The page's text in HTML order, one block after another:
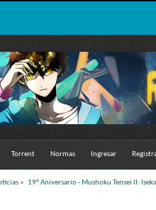
Torrent Normas Ingresar
» 19° Aniversario - Mushoku Tensei II: